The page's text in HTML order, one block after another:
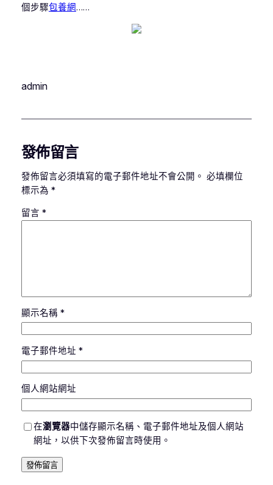
個步驟包養網……
admin
發佈留言
發佈留言必須填寫的電子郵件地址不會公開。 必填欄位
標示為 *
留言 *
顯示名稱 *
電子郵件地址 *
個人網站網址
在瀏覽器中儲存顯示名稱、電子郵件地址及個人網站
網址，以供下次發佈留言時使用。